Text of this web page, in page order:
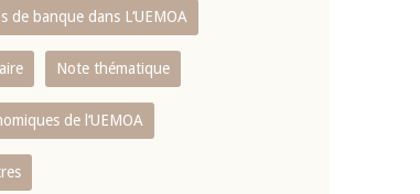
banque dans L‘UEMOA
Note thématique
de l‘UEMOA